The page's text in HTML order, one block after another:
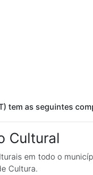
tem as seguintes
Cultural
em todo o
Cultura.